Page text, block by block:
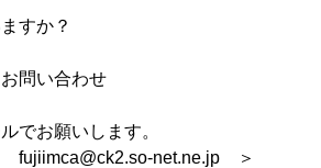
すか？
問い合わせ
でお願いします。
fujiimca@ck2.so-net.ne.jp ＞